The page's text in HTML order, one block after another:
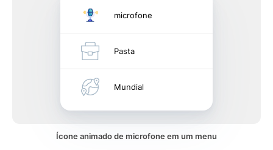
microfone
Pasta
Mundial
Ícone animado de microfone em um menu